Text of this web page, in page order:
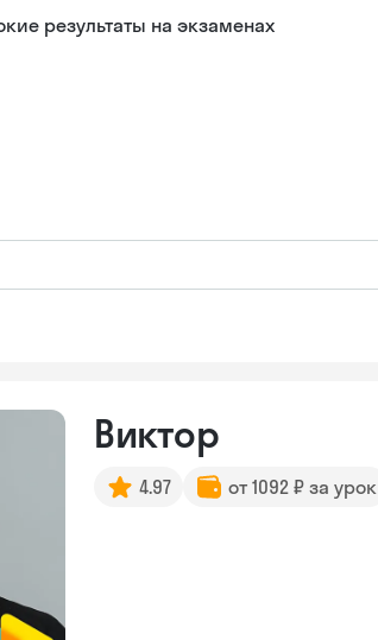
результаты на экзаменах
Виктор
4.97 от 1092 ₽ за урок